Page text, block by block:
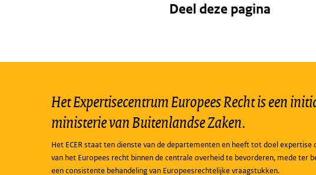
Deel deze pagina
Het Expertisecentrum Europees Recht is een
ministerie van Buitenlandse Zaken.
Het ECER staat ten dienste van de departementen en heeft tot doel expertise
van het Europees recht binnen de centrale overheid te bevorderen, mede ter
een consistente behandeling van Europeesrechtelijke vraagstukken.